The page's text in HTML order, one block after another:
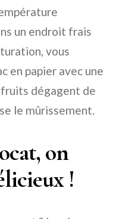
un endroit frais
vous
en papier avec une
fruits dégagent de
le mûrissement.
on
!